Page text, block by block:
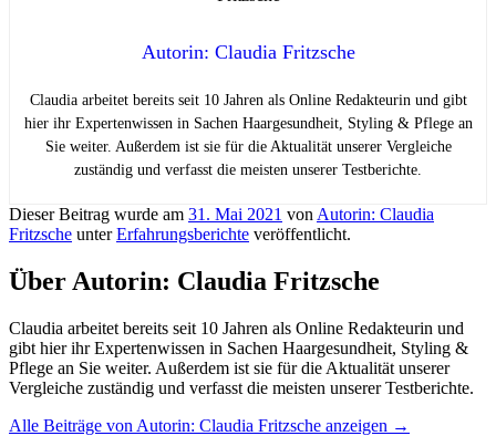
Autorin: Claudia Fritzsche
Claudia arbeitet bereits seit 10 Jahren als Online Redakteurin und gibt
hier ihr Expertenwissen in Sachen Haargesundheit, Styling & Pflege an
Sie weiter. Außerdem ist sie für die Aktualität unserer Vergleiche
zuständig und verfasst die meisten unserer Testberichte.
Dieser Beitrag wurde am 31. Mai 2021 von Autorin: Claudia
Fritzsche unterErfahrungsberichte veröffentlicht.
Über Autorin: Claudia Fritzsche
Claudia arbeitet bereits seit 10 Jahren als Online Redakteurin und
gibt hier ihr Expertenwissen in Sachen Haargesundheit, Styling &
Pflege an Sie weiter. Außerdem ist sie für die Aktualität unserer
Vergleiche zuständig und verfasst die meisten unserer Testberichte.
Alle Beiträge von Autorin: Claudia Fritzsche anzeigen →